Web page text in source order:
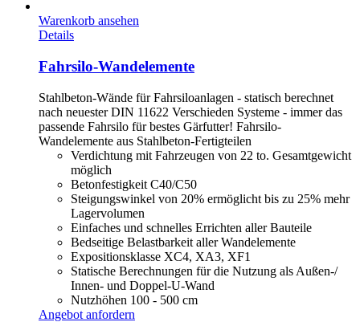
Warenkorb ansehen
Details
Fahrsilo-Wandelemente
Stahlbeton-Wände für Fahrsiloanlagen - statisch berechnet
nach neuester DIN 11622 Verschieden Systeme - immer das
passende Fahrsilo für bestes Gärfutter! Fahrsilo-
Wandelemente aus Stahlbeton-Fertigteilen
Verdichtung mit Fahrzeugen von 22 to. Gesamtgewicht
möglich
Betonfestigkeit C40/C50
Steigungswinkel von 20% ermöglicht bis zu 25% mehr
Lagervolumen
Einfaches und schnelles Errichten aller Bauteile
Bedseitige Belastbarkeit aller Wandelemente
Expositionsklasse XC4, XA3, XF1
Statische Berechnungen für die Nutzung als Außen-/
Innen- und Doppel-U-Wand
Nutzhöhen 100 - 500 cm
Angebot anfordern